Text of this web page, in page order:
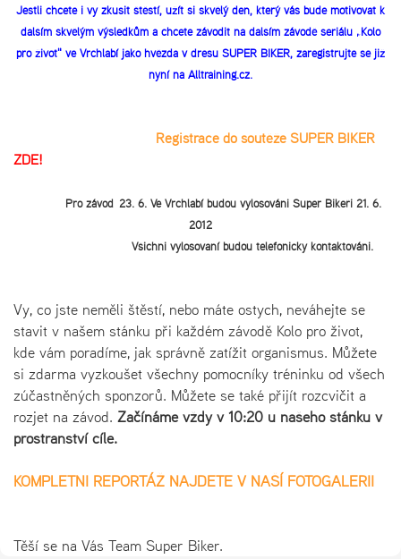
Jestli chcete i vy zkusit štěstí, užít si skvělý den, který vás bude motivovat k
dalším skvělým výsledkům a chcete závodit na dalším závodě seriálu „Kolo
pro život" ve Vrchlabí jako hvězda v dresu SUPER BIKER, zaregistrujte se již
nyní na Alltraining.cz.
Registrace do soutěže SUPER BIKER
ZDE!
Pro závod 23. 6. Ve Vrchlabí budou vylosováni Super Bikeři 21. 6.
2012
Všichni vylosovaní budou telefonicky kontaktováni.
Vy, co jste neměli štěstí, nebo máte ostych, neváhejte se
stavit v našem stánku při každém závodě Kolo pro život,
kde vám poradíme, jak správně zatížit organismus. Můžete
si zdarma vyzkoušet všechny pomocníky tréninku od všech
zúčastněných sponzorů. Můžete se také přijít rozcvičit a
rozjet na závod. Začínáme vždy v 10:20 u našeho stánku v
prostranství cíle.
KOMPLETNI REPORTÁŽ NAJDETE V NAŠÍ FOTOGALERII
Těší se na Vás Team Super Biker.